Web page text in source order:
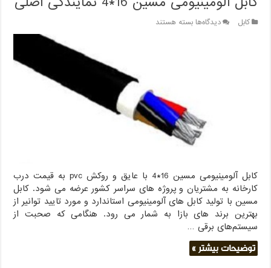
کابل دیدگاه‌هابرای
بسته هستند
کابل آلومینیومی مسین 16*4 با عایق و روکش pvc به قیمت درب
کارخانه به مشتریان و پروژه های سراسر کشور عرضه می شود. کابل
مسین با تولید کابل های آلومینیومی استاندارد و مورد تایید توانیر از
بهترین برند های بازا به شمار می رود. هنگامی که صحبت از
سیستم‌های برقی …
توضیحات بیشتر »